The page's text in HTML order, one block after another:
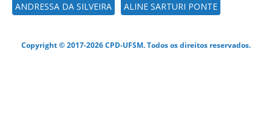
ANDRESSA DA SILVEIRA ALINE SARTURI PONTE
Copyright © 2017-2026 CPD-UFSM. Todos os direitos reservados.